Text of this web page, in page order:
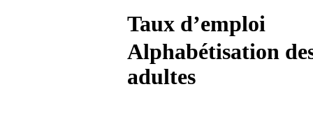
Taux d’emploi
Alphabétisation
adultes